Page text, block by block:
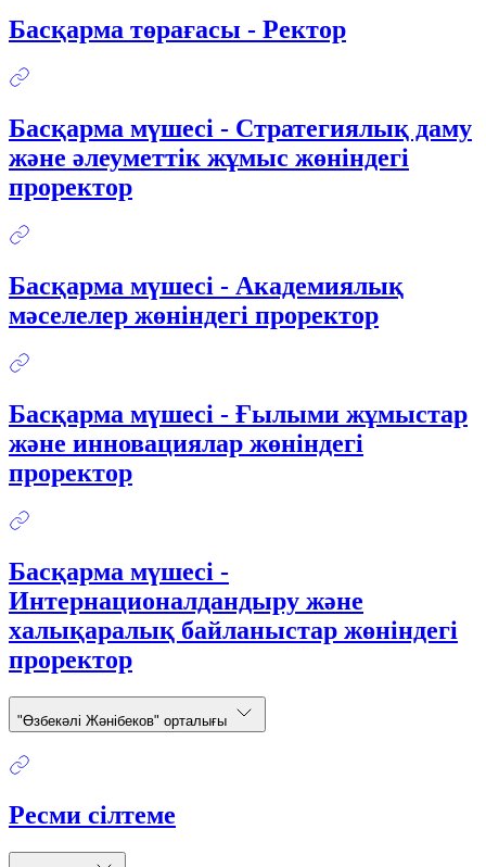
Басқарма төрағасы - Ректор
Басқарма мүшесі - Стратегиялық даму
және әлеуметтік жұмыс жөніндегі
проректор
Басқарма мүшесі - Академиялық
мәселелер жөніндегі проректор
Басқарма мүшесі - Ғылыми жұмыстар
және инновациялар жөніндегі
проректор
Басқарма мүшесі -
Интернационалдандыру және
халықаралық байланыстар жөніндегі
проректор
"Өзбекәлі Жәнібеков" орталығы
Ресми сілтеме